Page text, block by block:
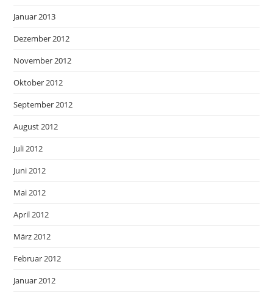
Januar 2013
Dezember 2012
November 2012
Oktober 2012
September 2012
August 2012
Juli 2012
Juni 2012
Mai 2012
April 2012
März 2012
Februar 2012
Januar 2012